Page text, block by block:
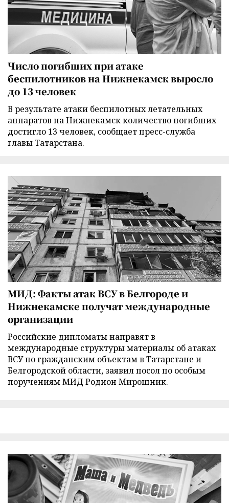
Число погибших при атаке
беспилотников на Нижнекамск выросло
до 13 человек
В результате атаки беспилотных летательных
аппаратов на Нижнекамск количество погибших
достигло 13 человек, сообщает пресс-служба
главы Татарстана.
МИД: Факты атак ВСУ в Белгороде и
Нижнекамске получат международные
организации
Российские дипломаты направят в
международные структуры материалы об атаках
ВСУ по гражданским объектам в Татарстане и
Белгородской области, заявил посол по особым
поручениям МИД Родион Мирошник.